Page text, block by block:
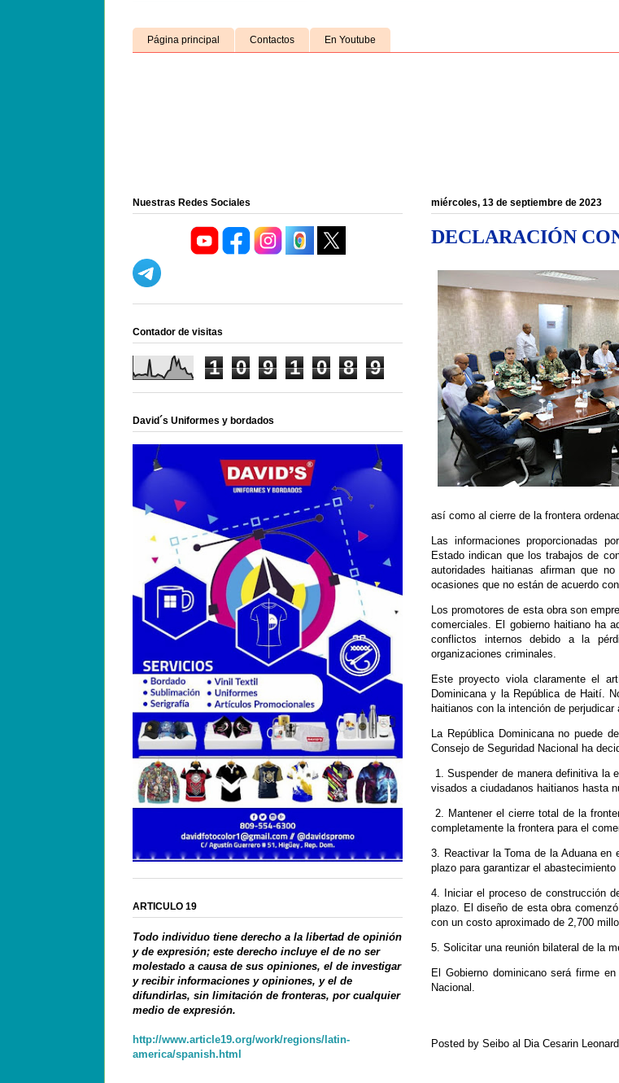
Página principal Contactos En Youtube
miércoles, 13 de septiembre de 2023
DECLARACIÓN
así como al cierre de la frontera
Las informaciones proporcionadas
Estado indican que los trabajos de
autoridades haitianas afirman que
ocasiones que no están de acuerdo
Los promotores de esta obra son
comerciales. El gobierno haitiano ha
conflictos internos debido a la
organizaciones criminales.
Este proyecto viola claramente el
Dominicana y la República de Haití.
haitianos con la intención de
La República Dominicana no puede
Consejo de Seguridad Nacional ha
1. Suspender de manera definitiva la
visados a ciudadanos haitianos hasta
2. Mantener el cierre total de la
completamente la frontera para el
3. Reactivar la Toma de la Aduana
plazo para garantizar el
4. Iniciar el proceso de construcción
plazo. El diseño de esta obra
con un costo aproximado de 2,700
5. Solicitar una reunión bilateral de la
El Gobierno dominicano será firme
Nacional.
Posted by Seibo al Dia Cesarin
Nuestras Redes Sociales
Contador de visitas
1 0 9 1 0 8 9
David´s Uniformes y bordados
ARTICULO 19
Todo individuo tiene derecho a la libertad de opinión
y de expresión; este derecho incluye el de no ser
molestado a causa de sus opiniones, el de investigar
y recibir informaciones y opiniones, y el de
difundirlas, sin limitación de fronteras, por cualquier
medio de expresión.
http://www.article19.org/work/regions/latin-
america/spanish.html